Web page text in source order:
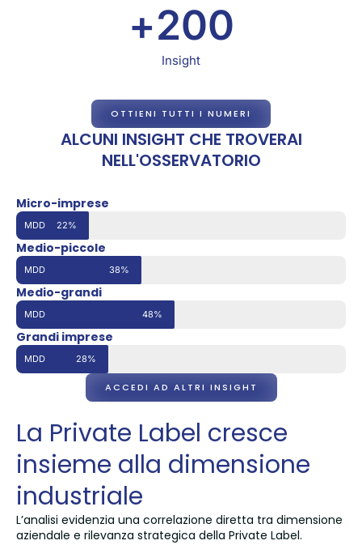
Insight
+200
OTTIENI TUTTI I NUMERI
ALCUNI INSIGHT CHE TROVERAI
NELL'OSSERVATORIO
Micro-imprese
MDD 22%
Medio-piccole
MDD 38%
Medio-grandi
MDD 48%
Grandi imprese
MDD 28%
ACCEDI AD ALTRI INSIGHT
La Private Label cresce
insieme alla dimensione
industriale
L’analisi evidenzia una correlazione diretta tra dimensione
aziendale e rilevanza strategica della Private Label.